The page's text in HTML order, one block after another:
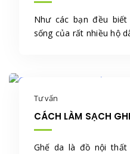
Như các bạn đều
sống của rất nhiều hộ
Tư vấn
CÁCH LÀM SẠCH
Ghế da là đồ nội